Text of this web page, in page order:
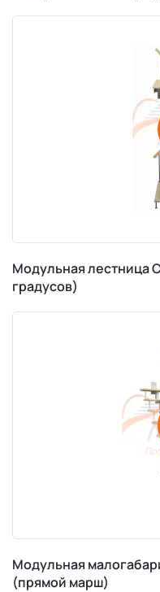
Модульная лестница
градусов)
Модульная
(прямой марш)